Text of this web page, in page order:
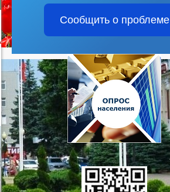
Сообщить о проблеме